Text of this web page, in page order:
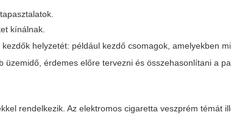
kínálnak.
helyzetét: például kezdő csomagok, amelyekben
érdemes előre tervezni és összehasonlítani a
rendelkezik. Azelektromos cigaretta veszprém témát